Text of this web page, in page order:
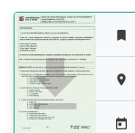



